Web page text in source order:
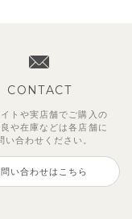
CONTACT
トや実店舗でご購入の
や在庫などは各店舗に
い合わせください。
い合わせはこちら